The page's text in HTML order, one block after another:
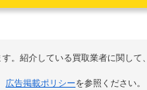
。紹介している買取業者に関し
広告掲載ポリシーを参照ください。